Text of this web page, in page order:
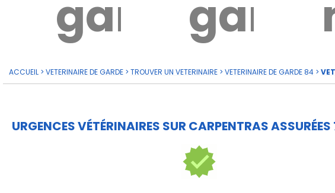
garde?garde
ACCUEIL > VETERINAIRE DE GARDE > TROUVER UN VETERINAIRE > VETERINAIRE DE GARDE 84 >
URGENCES VÉTÉRINAIRES SUR CARPENTRAS